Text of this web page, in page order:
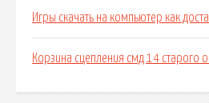
Игры скачать на компьютер как
Корзина сцепления смд 14 старого